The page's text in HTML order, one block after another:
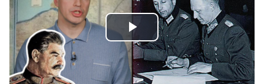
Play
Video